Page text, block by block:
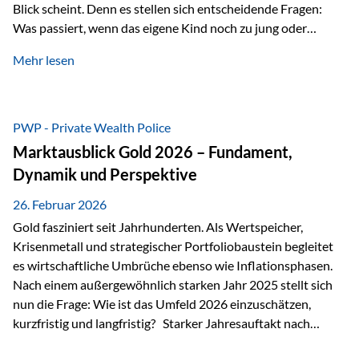
Blick scheint. Denn es stellen sich entscheidende Fragen:
Was passiert, wenn das eigene Kind noch zu jung oder
verwalten? Wie kann verhindert werden, dass Ex-Partner,
unbürokratisch übertragen, ohne ausschließlich auf ein
Testament angewiesen zu sein? Wenn klassische Lösungen
nicht ausreichen Traditionelle Nachlassregelungen stoßen
oft…
Mehr lesen
PWP - Private Wealth Police
Marktausblick Gold 2026 – Fundament,
Dynamik und Perspektive
26. Februar 2026
Gold fasziniert seit Jahrhunderten. Als Wertspeicher,
Krisenmetall und strategischer Portfoliobaustein begleitet
es wirtschaftliche Umbrüche ebenso wie Inflationsphasen.
Nach einem außergewöhnlich starken Jahr 2025 stellt sich
nun die Frage: Wie ist das Umfeld 2026 einzuschätzen,
kurzfristig und langfristig? Starker Jahresauftakt nach